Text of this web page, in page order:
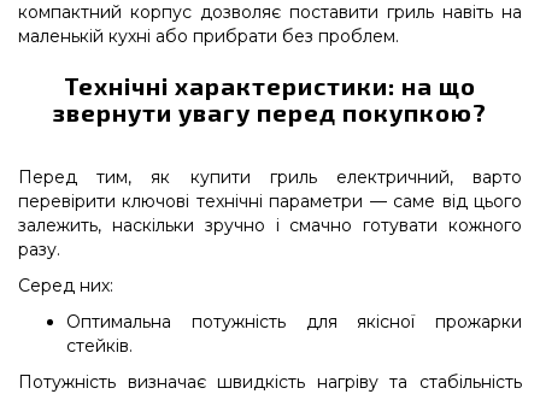
компактний корпус дозволяє поставити гриль навіть на
маленькій кухні або прибрати без проблем.
Технічні характеристики: на що
звернути увагу перед покупкою?
Перед тим, як купити гриль електричний, варто
перевірити ключові технічні параметри — саме від цього
залежить, наскільки зручно і смачно готувати кожного
разу.
Серед них:
Оптимальна потужність для якісної прожарки
стейків.
Потужність визначає швидкість нагріву та стабільність